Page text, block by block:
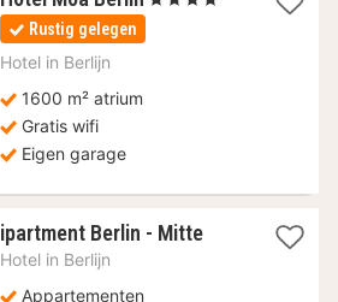
Rustig gelegen
Hotel in Berlijn
1600 m² atrium
Gratis wifi
Eigen garage
ipartment Berlin - Mitte1
Hotel in Berlijn
Appartementen